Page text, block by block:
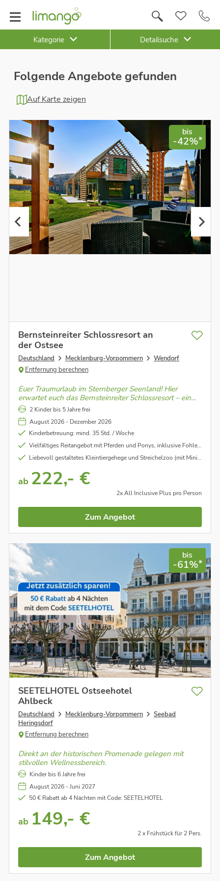
Kategorie Detailsuche
Folgende Angebote gefunden
Auf Karte zeigen
bis
-42%*
Bernsteinreiter Schlossresort an
der Ostsee
Deutschland Mecklenburg-Vorpommern
Wendorf
Entfernung berechnen
Euer Traumurlaub im Sternberger Seenland! Hier
erwartet euch das Bernsteinreiter Schlossresort – ein
Erlebnisreiterhof für die ganze Familie und besonders
für Pferdefreunde.
2 Kinder bis 5 Jahre frei
August 2026 - Dezember 2026
Kinderbetreuung: mind. 35 Std. / Woche
Vielfältiges Reitangebot mit Pferden und Ponys, inklusive Fohlen und UNESCO-Kulturerbe Trakehner Pferdezucht
Liebevoll gestaltetes Kleintiergehege und Streichelzoo (mit Minischweine, Ziegen, Hasen, Lamas, Kälber uvm.) und aufregende Abenteuerspielwelten
ab 222,- €
2x All Inclusive Plus pro Person
Zum Angebot
bis
-61%*
SEETELHOTEL Ostseehotel
Ahlbeck
Deutschland Mecklenburg-Vorpommern
Seebad
Heringsdorf
Entfernung berechnen
Direkt an der historischen Promenade gelegen mit
stilvollen Wellnessbereich.
Kinder bis 6 Jahre frei
August 2026 - Juni 2027
50 € Rabatt ab 4 Nächten mit Code: SEETELHOTEL
ab 149,- €
2 x Frühstück für 2 Pers.
Zum Angebot